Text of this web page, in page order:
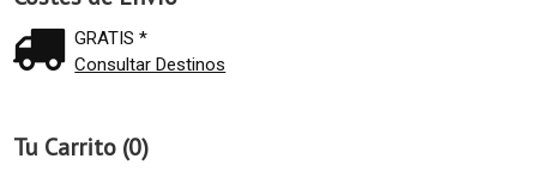
GRATIS *
Consultar Destinos
Tu Carrito (0)